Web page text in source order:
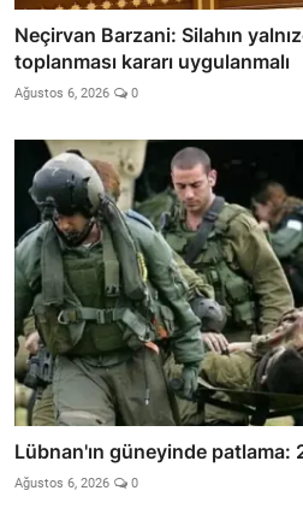
Neçirvan Barzani: Silahın
toplanması kararı uygulanmalı
Ağustos 6, 2026 0
Lübnan'ın güneyinde patlama:
Ağustos 6, 2026 0